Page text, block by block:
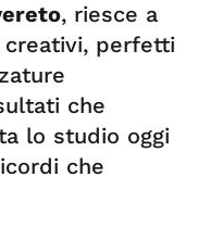
, riesce a
creativi, perfetti
che
lo studio oggi
che